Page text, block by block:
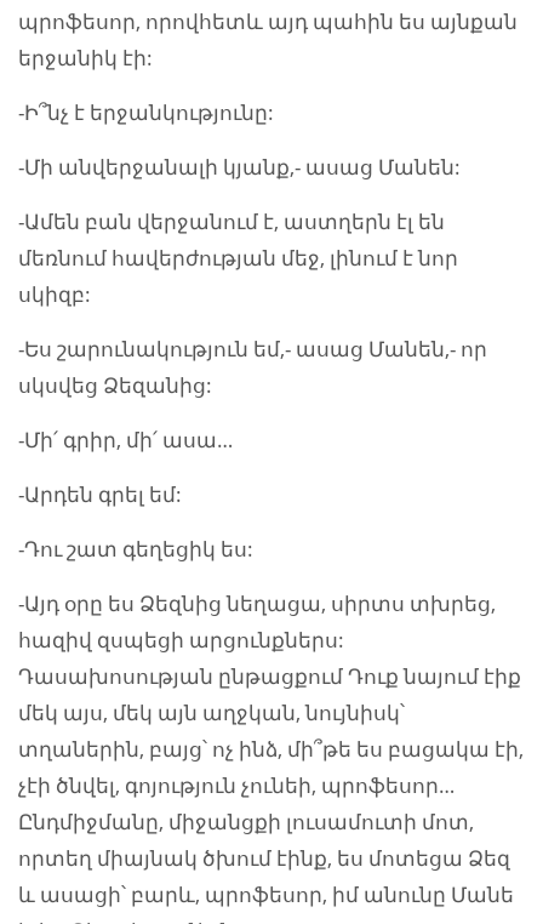
պրոֆեսոր, որովհետև այդ պահին ես այնքան
երջանիկ էի:
-Ի՞նչ է երջանկությունը:
-Մի անվերջանալի կյանք,- ասաց Մանեն:
-Ամեն բան վերջանում է, աստղերն էլ են
մեռնում հավերժության մեջ, լինում է նոր
սկիզբ:
-Ես շարունակություն եմ,- ասաց Մանեն,- որ
սկսվեց Ձեզանից:
-Մի՛ գրիր, մի՛ ասա…
-Արդեն գրել եմ:
-Դու շատ գեղեցիկ ես:
-Այդ օրը ես Ձեզնից նեղացա, սիրտս տխրեց,
հազիվ զսպեցի արցունքներս:
Դասախոսության ընթացքում Դուք նայում էիք
մեկ այս, մեկ այն աղջկան, նույնիսկ՝
տղաներին, բայց՝ ոչ ինձ, մի՞թե ես բացակա էի,
չէի ծնվել, գոյություն չունեի, պրոֆեսոր…
Ընդմիջմանը, միջանցքի լուսամուտի մոտ,
որտեղ միայնակ ծխում էինք, ես մոտեցա Ձեզ
և ասացի՝ բարև, պրոֆեսոր, իմ անունը Մանե